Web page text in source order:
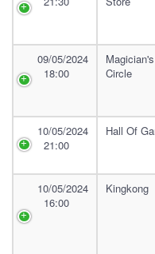
09/05/2024
18:00
Magician's
Circle
10/05/2024
21:00
Hall Of
10/05/2024
16:00
Kingkong